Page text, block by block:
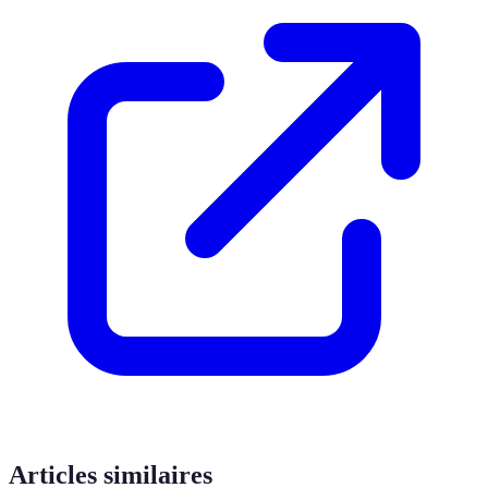
Articles similaires